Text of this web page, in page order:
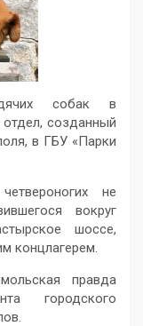
собак в
созданный
в ГБУ «Парки
не
вокруг
шоссе,
концлагерем.
правда
городского